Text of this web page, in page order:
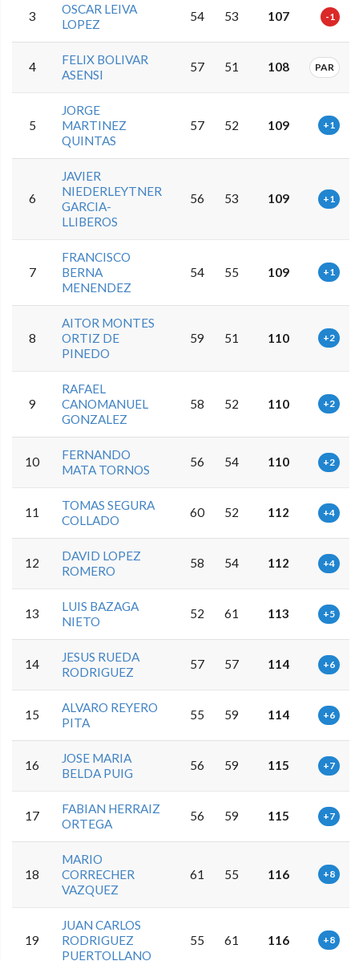
3
OSCAR LEIVA
LOPEZ
54 53 107 -1
4
FELIX BOLIVAR
ASENSI
57 51 108 PAR
5
JORGE
MARTINEZ
QUINTAS
57 52 109 +1
6
JAVIER
NIEDERLEYTNER
GARCIA-
LLIBEROS
56 53 109 +1
7
FRANCISCO
BERNA
MENENDEZ
54 55 109 +1
8
AITOR MONTES
ORTIZ DE
PINEDO
59 51 110 +2
9
RAFAEL
CANOMANUEL
GONZALEZ
58 52 110 +2
10
FERNANDO
MATA TORNOS
56 54 110 +2
11
TOMAS SEGURA
COLLADO
60 52 112 +4
12
DAVID LOPEZ
ROMERO
58 54 112 +4
13
LUIS BAZAGA
NIETO
52 61 113 +5
14
JESUS RUEDA
RODRIGUEZ
57 57 114 +6
15
ALVARO REYERO
PITA
55 59 114 +6
16
JOSE MARIA
BELDA PUIG
56 59 115 +7
17
FABIAN HERRAIZ
ORTEGA
56 59 115 +7
18
MARIO
CORRECHER
VAZQUEZ
61 55 116 +8
19
JUAN CARLOS
RODRIGUEZ
PUERTOLLANO
55 61 116 +8